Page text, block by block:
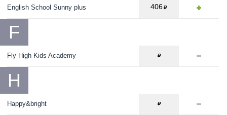
English School Sunny plus 406
F
Fly High Kids Academy
H
Happy&bright